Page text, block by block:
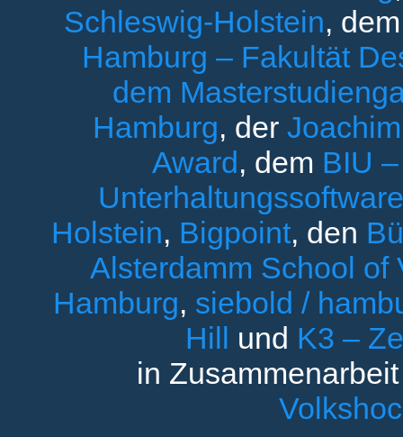
Schleswig-Holstein,
Hamburg – Fakultät
dem
Hamburg, der
Award, dem BIU
Holstein, Bigpoint, den
Alsterdamm School of
Hamburg, siebold /
Hill und K3 –
in